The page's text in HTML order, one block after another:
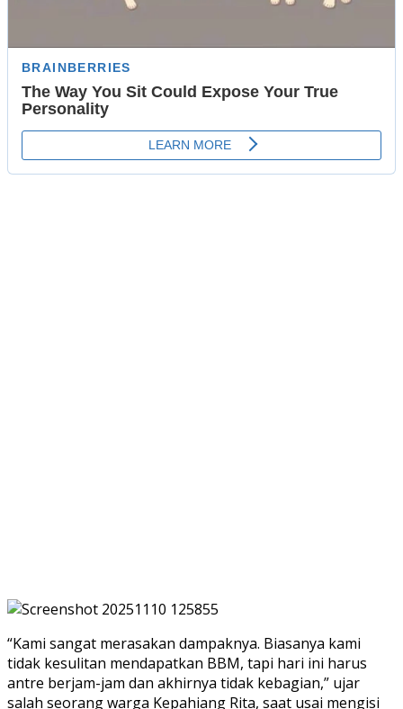
“Kami sangat merasakan dampaknya. Biasanya kami
tidak kesulitan mendapatkan BBM, tapi hari ini harus
antre berjam-jam dan akhirnya tidak kebagian,” ujar
salah seorang warga Kepahiang Rita, saat usai mengisi